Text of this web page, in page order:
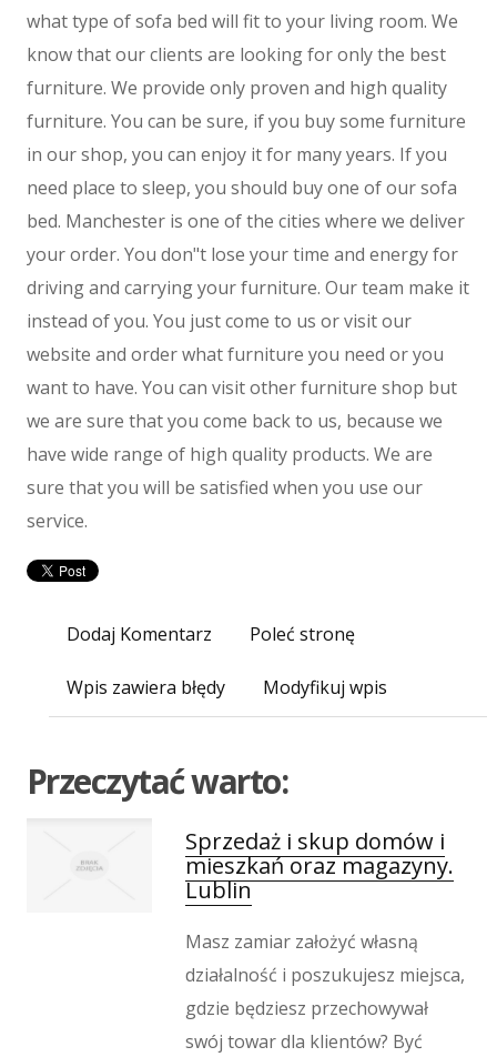
Chemia
Art. Spożywcze
Materiały Eksploatacyjne
Inne Sklepy
Maszyny
Maszyny
Narzędzia
Przemysł Metalowy
Spedycja
Transport
Części Samochodowe
Wynajem
Usługi Motoryzacyjne
Salony, Komisy
E-marketing
Imprezy Integracyjne
Hobby
Zajęcia Sportowe i Rekreacyjne
Informatyczne
Fotografia
Adwokaci, Porady Prawne
Ślub i Wesele
Weterynaryjne, Hodowla Zwierząt
Sprzątanie, Porządkowanie
Serwis
Inne Usługi
what type of sofa bed will fit to your living room. We
know that our clients are looking for only the best
furniture. We provide only proven and high quality
furniture. You can be sure, if you buy some furniture
in our shop, you can enjoy it for many years. If you
need place to sleep, you should buy one of our sofa
bed. Manchester is one of the cities where we deliver
your order. You don"t lose your time and energy for
driving and carrying your furniture. Our team make it
instead of you. You just come to us or visit our
website and order what furniture you need or you
want to have. You can visit other furniture shop but
we are sure that you come back to us, because we
have wide range of high quality products. We are
sure that you will be satisfied when you use our
service.
Dodaj Komentarz Poleć stronę
Wpis zawiera błędy Modyfikuj wpis
Przeczytać warto:
Sprzedaż i skup domów i
mieszkań oraz magazyny.
Lublin
Masz zamiar założyć własną
działalność i poszukujesz miejsca,
gdzie będziesz przechowywał
swój towar dla klientów? Być